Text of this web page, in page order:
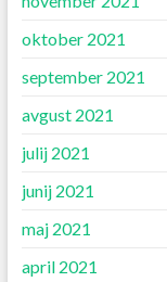
oktober 2021
september 2021
avgust 2021
julij 2021
junij 2021
maj 2021
april 2021